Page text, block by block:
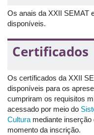
autora(s); (c) nome do
SEMAT e XII SEMEST” e
Uberlândia (UFU),
mesma. Não é
de slides para análise.
Para participação virtual
localidades do país e
profissional), os formatos
do ano de 2021, com
apresentação
online entre apresentador
Os anais da XXII SEMAT
disponíveis.
Certificados
Os certíficados da XXII
disponíveis para os
cumpriram os requisitos
acessado por meio do
Cultura mediante
momento da inscrição.